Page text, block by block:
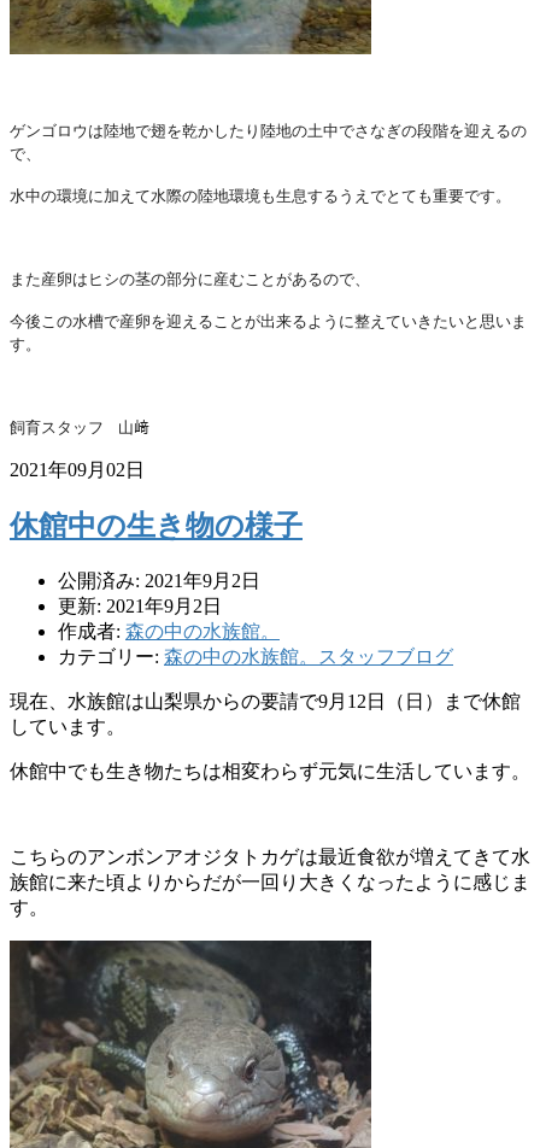
ゲンゴロウは陸地で翅を乾かしたり 陸地の土中でさなぎの段階を迎えるの
で、
水中の環境に加えて水際の陸地環境も生息するうえでとても重要です。
ま た産卵はヒシの茎の部分に産むことがあるので、
今後この水槽で産卵を迎えることが出来るように整えていきたいと思いま
す。
飼育スタッフ 山﨑
2021年09月02日
休館中の生き物の様子
公開済み: 2021年9月2日
更新: 2021年9月2日
作成者: 森の中の水族館。
カテゴリー: 森の中の水族館。スタッフブログ
現在、水族館は山梨県からの要請で9月12日（日）まで休館
しています。
休館中でも生き物たちは相変わらず元気に生活しています。
こちらのアンボンアオジタトカゲは最近食欲が増えてきて水
族館に来た頃よりからだが一回り大きくなったように感じま
す。